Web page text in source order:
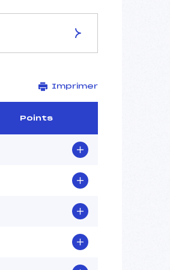
TETRAS
1640
2579/11/10
29
11H06
ARTHUR SUPTITZ ()
Imprimer
Points